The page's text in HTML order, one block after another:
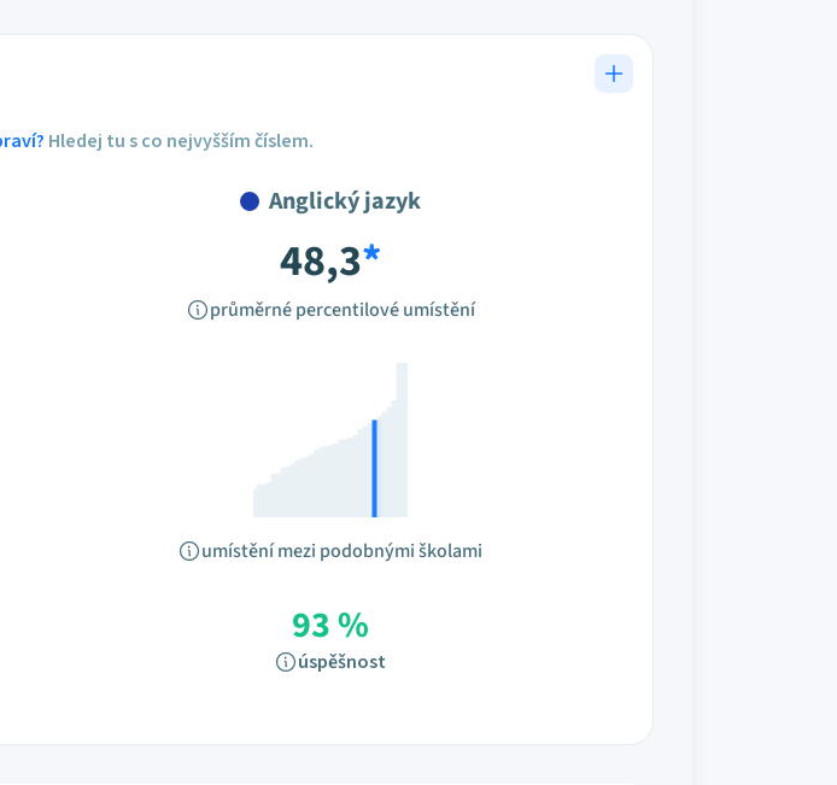
Hledej tu s co nejvyšším číslem.
Anglický jazyk
48,3*
průměrné percentilové umístění
umístění mezi podobnými školami
93 %
úspěšnost